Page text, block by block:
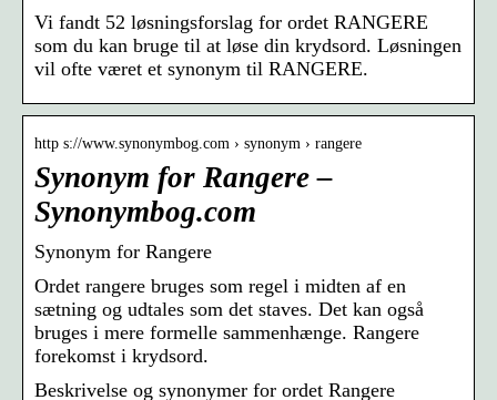
Vi fandt 52 løsningsforslag for ordet RANGERE
som du kan bruge til at løse din krydsord. Løsningen
vil ofte været et synonym til RANGERE.
http s://www.synonymbog.com › synonym › rangere
Synonym for Rangere –
Synonymbog.com
Synonym for Rangere
Ordet rangere bruges som regel i midten af ​​en
sætning og udtales som det staves. Det kan også
bruges i mere formelle sammenhænge. Rangere
forekomst i krydsord.
Beskrivelse og synonymer for ordet Rangere